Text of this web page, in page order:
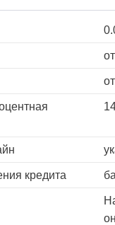
от
кредита